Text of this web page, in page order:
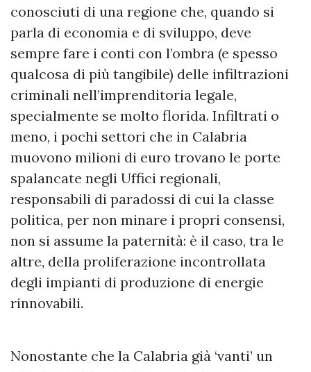
conosciuti di una regione che, quando si
parla di economia e di sviluppo, deve
sempre fare i conti con l’ombra (e spesso
qualcosa di più tangibile) delle infiltrazioni
criminali nell’imprenditoria legale,
specialmente se molto florida. Infiltrati o
meno, i pochi settori che in Calabria
muovono milioni di euro trovano le porte
spalancate negli Uffici regionali,
responsabili di paradossi di cui la classe
politica, per non minare i propri consensi,
non si assume la paternità: è il caso, tra le
altre, della proliferazione incontrollata
degli impianti di produzione di energie
rinnovabili.
Nonostante che la Calabria già ‘vanti’ un